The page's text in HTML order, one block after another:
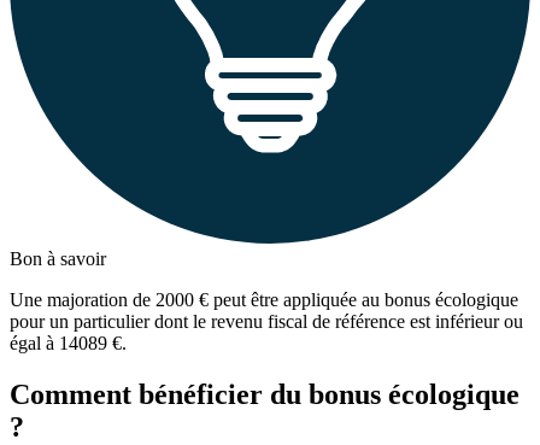
Bon à savoir
Une majoration de 2000 € peut être appliquée au bonus écologique
pour un particulier dont le revenu fiscal de référence est inférieur ou
égal à 14089 €.
Comment bénéficier du bonus écologique
?